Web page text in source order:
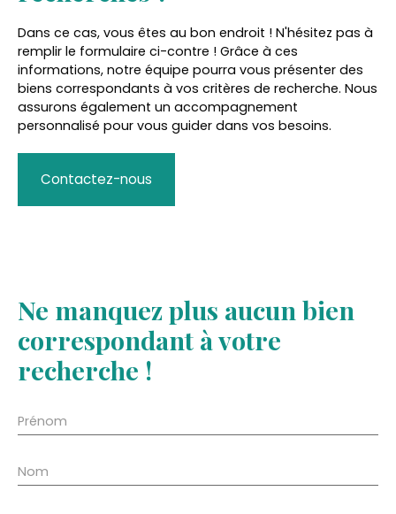
Dans ce cas, vous êtes au bon endroit ! N'hésitez pas à
remplir le formulaire ci-contre ! Grâce à ces
informations, notre équipe pourra vous présenter des
biens correspondants à vos critères de recherche. Nous
assurons également un accompagnement
personnalisé pour vous guider dans vos besoins.
Contactez-nous
Ne manquez plus aucun bien
correspondant à votre
recherche !
Prénom
Nom